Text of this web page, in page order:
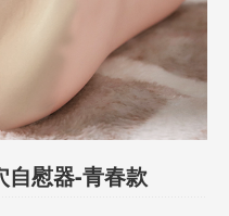
自慰器-青春款